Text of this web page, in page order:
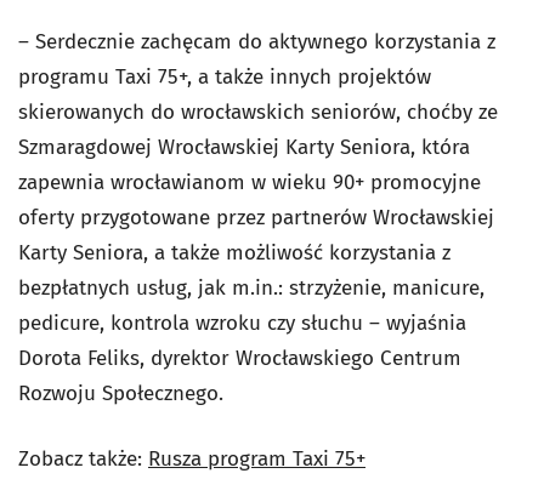
– Serdecznie zachęcam do aktywnego korzystania z
programu Taxi 75+, a także innych projektów
skierowanych do wrocławskich seniorów, choćby ze
Szmaragdowej Wrocławskiej Karty Seniora, która
zapewnia wrocławianom w wieku 90+ promocyjne
oferty przygotowane przez partnerów Wrocławskiej
Karty Seniora, a także możliwość korzystania z
bezpłatnych usług, jak m.in.: strzyżenie, manicure,
pedicure, kontrola wzroku czy słuchu – wyjaśnia
Dorota Feliks, dyrektor Wrocławskiego Centrum
Rozwoju Społecznego.
Zobacz także: Rusza program Taxi 75+